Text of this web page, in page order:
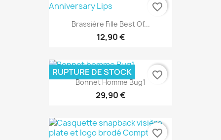
Brassière Fille Best Of...
12,90 €
favorite_border
Bonnet Homme Bug1
29,90 €
RUPTURE DE STOCK favorite_border
favorite_border